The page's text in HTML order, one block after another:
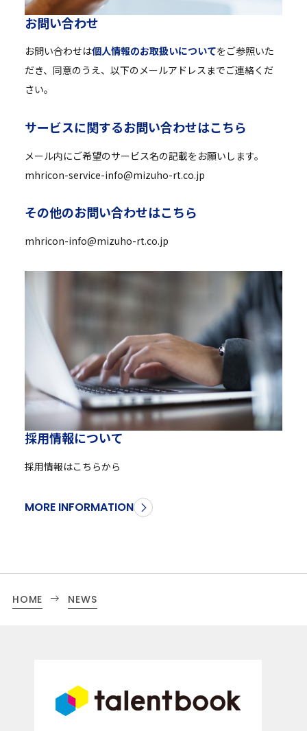
お問い合わせ
お問い合わせは個人情報のお取扱いについてをご参照いた
だき、同意のうえ、以下のメールアドレスまでご連絡くだ
さい。
サービスに関するお問い合わせはこちら
メール内にご希望のサービス名の記載をお願いします。
mhricon-service-info@mizuho-rt.co.jp
その他のお問い合わせはこちら
mhricon-info@mizuho-rt.co.jp
採用情報について
採用情報はこちらから
MORE INFORMATION
HOME NEWS